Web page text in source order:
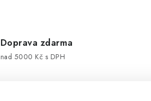
Doprava zdarma
nad 5000 Kč s DPH